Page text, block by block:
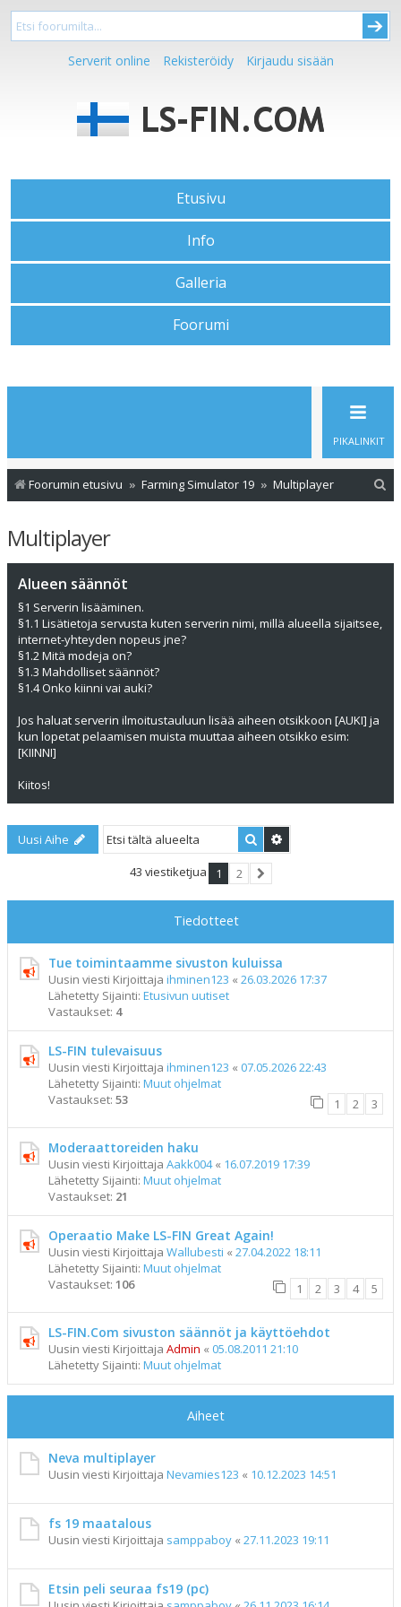
Serverit online Rekisteröidy Kirjaudu sisään
Etusivu
Info
Galleria
Foorumi
PIKALINKIT
Foorumin etusivu Farming Simulator 19 Multiplayer
Multiplayer
Alueen säännöt
§1 Serverin lisääminen.
§1.1 Lisätietoja servusta kuten serverin nimi, millä alueella sijaitsee,
internet-yhteyden nopeus jne?
§1.2 Mitä modeja on?
§1.3 Mahdolliset säännöt?
§1.4 Onko kiinni vai auki?
Jos haluat serverin ilmoitustauluun lisää aiheen otsikkoon [AUKI] ja
kun lopetat pelaamisen muista muuttaa aiheen otsikko esim:
[KIINNI]
Kiitos!
Uusi Aihe Etsi
43 viestiketjua 1
2
Tiedotteet
Tue toimintaamme sivuston kuluissa
Uusin viesti Kirjoittaja ihminen123 « 26.03.2026 17:37
Lähetetty Sijainti: Etusivun uutiset
Vastaukset: 4
LS-FIN tulevaisuus
Uusin viesti Kirjoittaja ihminen123 « 07.05.2026 22:43
Lähetetty Sijainti: Muut ohjelmat
Vastaukset: 53 1 2 3
Moderaattoreiden haku
Uusin viesti Kirjoittaja Aakk004« 16.07.2019 17:39
Lähetetty Sijainti: Muut ohjelmat
Vastaukset: 21
Operaatio Make LS-FIN Great Again!
Uusin viesti Kirjoittaja Wallubesti « 27.04.2022 18:11
Lähetetty Sijainti: Muut ohjelmat
Vastaukset: 106 1 2 3 4 5
LS-FIN.Com sivuston säännöt ja käyttöehdot
Uusin viesti Kirjoittaja Admin « 05.08.2011 21:10
Lähetetty Sijainti: Muut ohjelmat
Aiheet
Neva multiplayer
Uusin viesti Kirjoittaja Nevamies123 « 10.12.2023 14:51
fs 19 maatalous
Uusin viesti Kirjoittaja samppaboy « 27.11.2023 19:11
Etsin peli seuraa fs19 (pc)